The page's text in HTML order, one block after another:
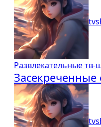
Развлекательные тв-
Засекреченные